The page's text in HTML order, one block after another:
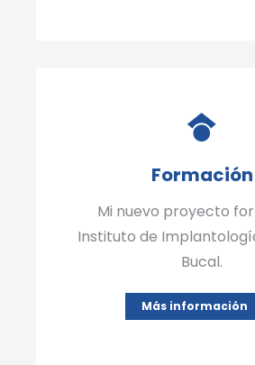
Formación
Mi nuevo proyecto
Instituto de
Bucal.
Más información